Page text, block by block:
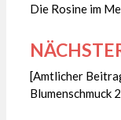
Die Rosine im
[Amtlicher
Blumenschmuck